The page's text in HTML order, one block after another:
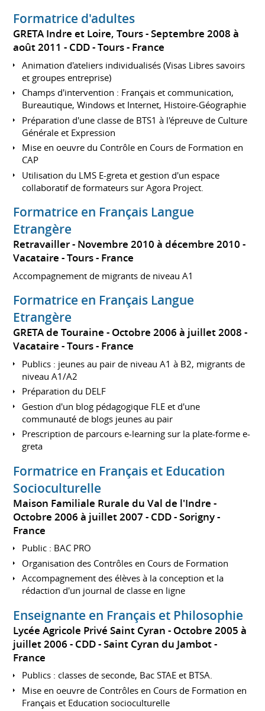
Formatrice d'adultes
GRETA Indre et Loire, Tours
Septembre 2008 à
août 2011 CDD Tours France
Animation d'ateliers individualisés (Visas Libres savoirs
et groupes entreprise)
Champs d'intervention : Français et communication,
Bureautique, Windows et Internet, Histoire-Géographie
Préparation d'une classe de BTS1 à l'épreuve de Culture
Générale et Expression
Mise en oeuvre du Contrôle en Cours de Formation en
CAP
Utilisation du LMS E-greta et gestion d'un espace
collaboratif de formateurs sur Agora Project.
Formatrice en Français Langue
Etrangère
Retravailler
Novembre 2010 à décembre 2010
Vacataire
Tours France
Accompagnement de migrants de niveau A1
Formatrice en Français Langue
Etrangère
GRETA de Touraine
Octobre 2006 à juillet 2008
Vacataire
Tours France
Publics : jeunes au pair de niveau A1 à B2, migrants de
niveau A1/A2
Préparation du DELF
Gestion d'un blog pédagogique FLE et d'une
communauté de blogs jeunes au pair
Prescription de parcours e-learning sur la plate-forme e-
greta
Formatrice en Français et Education
Socioculturelle
Maison Familiale Rurale du Val de l'Indre
Octobre 2006 à juillet 2007 CDD
Sorigny
France
Public : BAC PRO
Organisation des Contrôles en Cours de Formation
Accompagnement des élèves à la conception et la
rédaction d'un journal de classe en ligne
Enseignante en Français et Philosophie
Lycée Agricole Privé Saint Cyran
Octobre 2005 à
juillet 2006 CDD
Saint Cyran du Jambot
France
Publics : classes de seconde, Bac STAE et BTSA.
Mise en oeuvre de Contrôles en Cours de Formation en
Français et Education socioculturelle